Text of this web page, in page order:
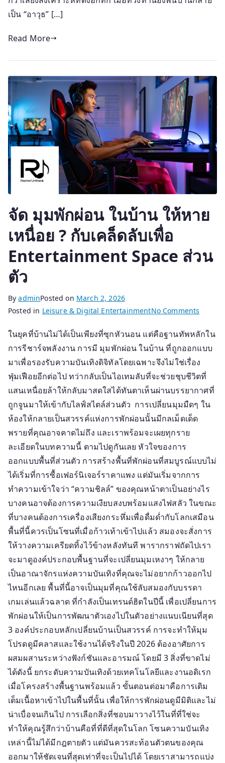
เป็น “อาวุธ” […]
Read More
จัด มุมพักผ่อน ในบ้าน ให้หาย
เหนื่อย ? กับเคล็ดลับเพื่อ
Entertainment Space ส่วน
ตัว
ByadminPosted on March 2, 2026
Posted in Leisure & Digital EntertainmentNo Comments
มุม
พัก
ผ่อน
ใน
บ้าน
ให้
เคล็ด
ลับ
เพื่อ
Space
ตัว
ในยุคที่บ้านไม่ได้เป็นเพียงที่ซุกหัวนอน แต่คือฐานทัพหลักใน
การรีชาร์จพลังงาน การมี มุมพักผ่อน ในบ้าน ที่ถูกออกแบบ
มาเพื่อรองรับความบันเทิงดิจิทัลโดยเฉพาะจึงไม่ใช่เรื่อง
ฟุ่มเฟือยอีกต่อไป ทว่ากลับเป็นไอเทมลับที่จะช่วยชุบชีวิตที่
แสนเหนื่อยล้าให้กลับมาสดใสได้ทันตาเห็นผ่านบรรยากาศที่
ถูกจูนมาให้เข้ากับไลฟ์สไตล์ส่วนตัว การเปลี่ยนมุมมืดๆ ใน
ห้องให้กลายเป็นสวรรค์แห่งการพักผ่อนนั้นมีกลเม็ดเด็ด
พรายที่คุณอาจคาดไม่ถึง และเราพร้อมจะเผยทุกราย
ละเอียดในบทความนี้ ตามไปดูกันเลย หัวใจของการ
ออกแบบพื้นที่ส่วนตัว การสร้างพื้นที่พักผ่อนที่สมบูรณ์แบบไม่
ได้เริ่มที่การซื้อเฟอร์นิเจอร์ราคาแพง แต่มันเริ่มจากการ
ทำความเข้าใจว่า “ความชิลล์” ของคุณหน้าตาเป็นอย่างไร
บางคนอาจต้องการความเงียบสงบพร้อมแสงไฟสลัว ในขณะ
ที่บางคนต้องการเครื่องเสียงกระหึ่มเพื่อดื่มด่ำกับโลกเสมือน
พื้นที่นี้ควรเป็นโซนที่เมื่อก้าวเท้าเข้าไปแล้ว สมองจะสั่งการ
ให้วางความเครียดทิ้งไว้ข้างหลังทันที พารากราฟถัดไปเรา
จะมาดูองค์ประกอบพื้นฐานที่จะเปลี่ยนมุมเหงาๆ ให้กลาย
เป็นอาณาจักรแห่งความบันเทิงที่คุณจะไม่อยากก้าวออกไป
ไหนอีกเลย พื้นที่นี้อาจเป็นมุมที่คุณใช้ลับสมองกับบรรดา
เกมเล่นแล้วฉลาด ที่กำลังเป็นเทรนด์ฮิตในปีนี้ เพื่อเปลี่ยนการ
พักผ่อนให้เป็นการพัฒนาตัวเองไปในตัวอย่างแนบเนียนที่สุด
3 องค์ประกอบหลักเปลี่ยนบ้านเป็นสวรรค์ การจะทำให้มุม
โปรดดูมีคลาสและใช้งานได้จริงในปี 2026 ต้องอาศัยการ
ผสมผสานระหว่างฟังก์ชันและอารมณ์ โดยมี 3 สิ่งที่ขาดไม่
ได้ดังนี้ ยกระดับความบันเทิงด้วยเทคโนโลยีและงานอดิเรก
เมื่อโครงสร้างพื้นฐานพร้อมแล้ว ขั้นตอนต่อมาคือการเติม
เต็มเนื้อหาเข้าไปในพื้นที่นั้น เพื่อให้การพักผ่อนดูมีมิติและไม่
น่าเบื่อจนเกินไป การเลือกสิ่งที่ชอบมาวางไว้ในที่ที่ใช่จะ
ทำให้คุณรู้สึกว่าบ้านคือที่ที่ดีที่สุดในโลก โซนความบันเทิง
เหล่านี้ไม่ได้มีกฎตายตัว แต่มันควรสะท้อนตัวตนของคุณ
ออกมาให้ชัดเจนที่สุดเท่าที่จะเป็นไปได้ โดยเราสามารถแบ่ง